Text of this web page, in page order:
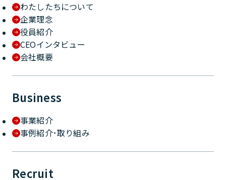
わたしたちについて
企業理念
役員紹介
CEOインタビュー
会社概要
Business
事業紹介
事例紹介･取り組み
Recruit